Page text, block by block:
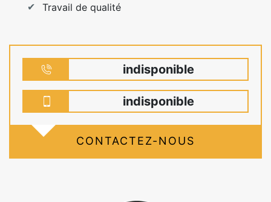
Travail de qualité
indisponible
indisponible
CONTACTEZ-NOUS